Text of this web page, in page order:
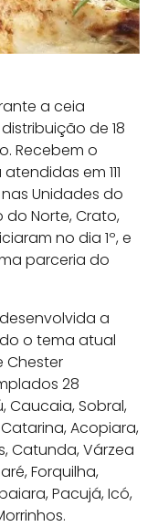
a ceia
de 18
Recebem o
em 111
Unidades do
do Norte, Crato,
no dia 1º, e
parceria do
a
o tema atual
Chester
28
Caucaia, Sobral,
Acopiara,
Catunda, Várzea
Forquilha,
Pacujá, Icó,